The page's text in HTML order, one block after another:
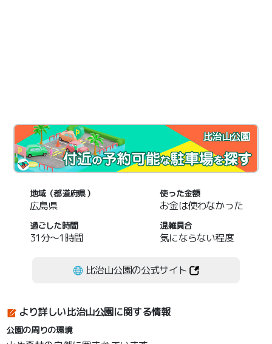
比治山公園
地域（都道府県）
広島県
使った金額
お金は使わなかった
過ごした時間
31分～1時間
混雑具合
気にならない程度
比治山公園の公式サイト
より詳しい比治山公園に関する情報
公園の周りの環境